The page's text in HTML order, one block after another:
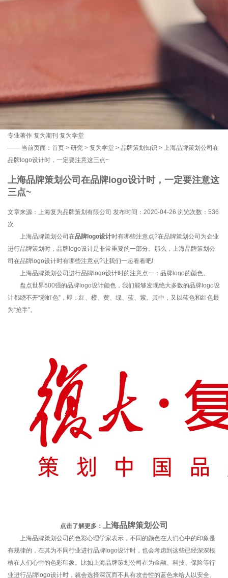
专业著作 复为期刊 复为学堂
—— 当前页面： 首页 > 研究 > 复为学堂 > 品牌策划知识 > 上海品牌策划公司在
品牌logo设计时，一定要注意这三点~
上海品牌策划公司在品牌logo设计时，一定要注意这
三点~
文章来源：上海复为品牌策划有限公司 发布时间：2020-04-26 浏览次数： 536
次
上海品牌策划公司在品牌logo设计时有哪些注意点?在品牌策划公司为企业
进行品牌策划时，品牌logo设计是非常重要的一部分。那么，上海品牌策划公
司在品牌logo设计时有哪些注意点?让我们一起看看吧!
上海品牌策划公司进行品牌logo设计时的注意点一：品牌logo的颜色。
盘点世界500强的品牌logo设计颜色，我们能够发现绝大多数的品牌logo设
计都绕不开“彩虹色”，即：红、橙、黄、绿、蓝、紫。其中，又以蓝色和红色最
为“抢手”。
点击了解更多： 上海品牌策划公司
上海品牌策划公司的色彩心理学家表示，不同的颜色在人们心中的印象是
有规律的，在其为不同行业进行品牌logo设计时，也会考虑到这些已经深深根
植在人们心中的色彩印象。比如上海品牌策划公司在为金融、科技、保险等行
业进行品牌logo设计时，就会选择深沉而不具有攻击性的蓝色来给人以安全、